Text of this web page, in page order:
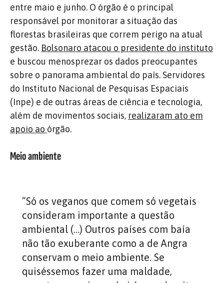
entre maio e junho. O órgão é o principal
responsável por monitorar a situação das
florestas brasileiras que correm perigo na atual
gestão. Bolsonaro atacou o presidente do instituto
e buscou menosprezar os dados preocupantes
sobre o panorama ambiental do país. Servidores
do Instituto Nacional de Pesquisas Espaciais
(Inpe) e de outras áreas de ciência e tecnologia,
além de movimentos sociais, realizaram ato em
apoio ao órgão.
Meio ambiente
“Só os veganos que comem só vegetais
consideram importante a questão
ambiental (…) Outros países com baía
não tão exuberante como a de Angra
conservam o meio ambiente. Se
quiséssemos fazer uma maldade,